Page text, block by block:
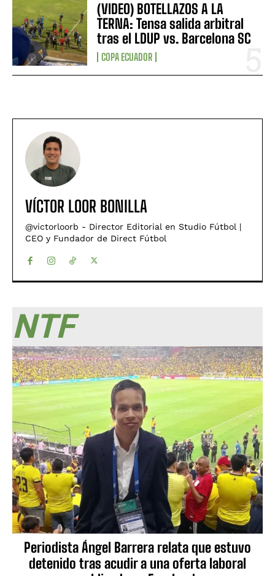
(VIDEO) BOTELLAZOS A LA
TERNA: Tensa salida arbitral
tras el LDUP vs. Barcelona SC
COPA ECUADOR
VÍCTOR LOOR BONILLA
@victorloorb - Director Editorial en Studio Fútbol |
CEO y Fundador de Direct Fútbol
NTF
Periodista Ángel Barrera relata que estuvo
detenido tras acudir a una oferta laboral